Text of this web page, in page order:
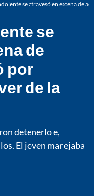
se atravesó en escena de
se
de
por
de la
detenerlo e,
El joven manejaba